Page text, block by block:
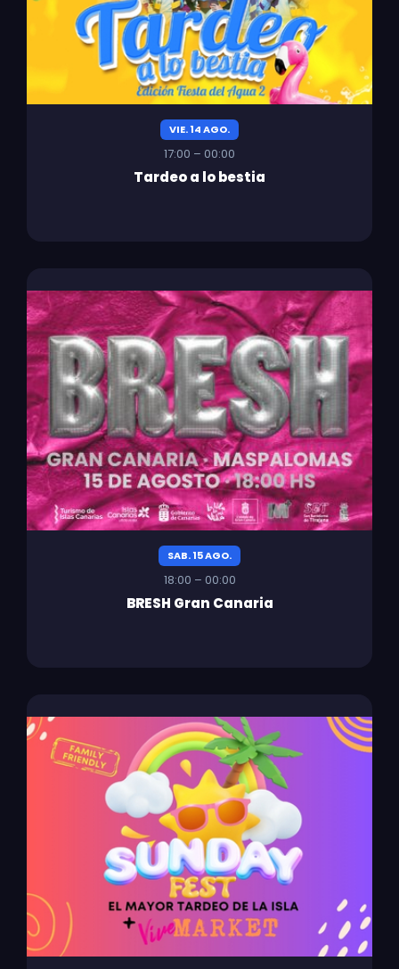
VIE. 14 AGO.
17:00 – 00:00
Tardeo a lo bestia
SAB. 15 AGO.
18:00 – 00:00
BRESH Gran Canaria